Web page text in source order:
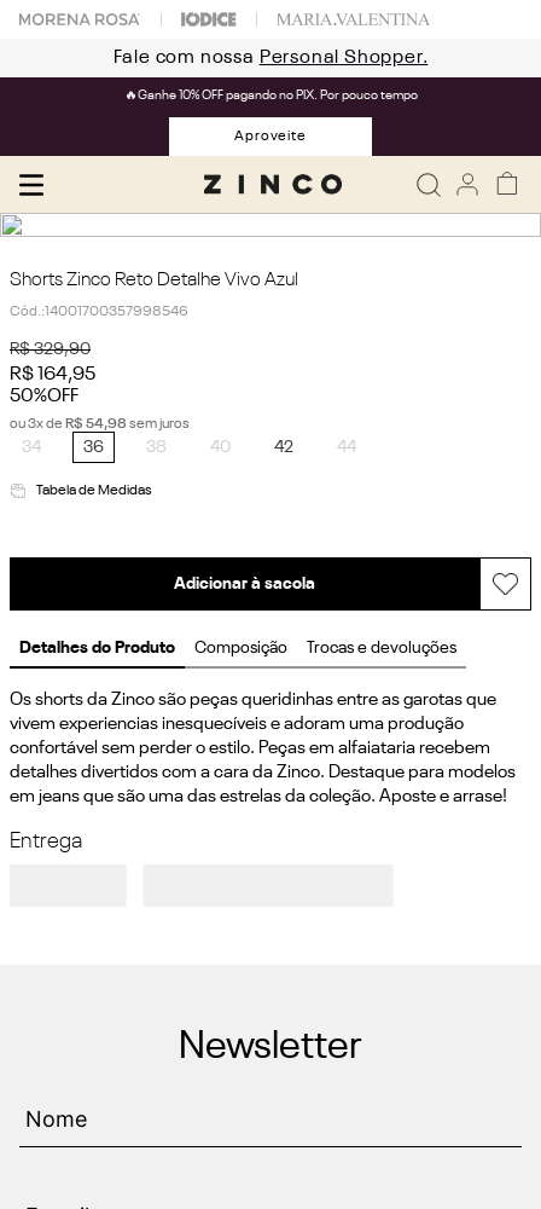
Fale com nossa Personal Shopper.
🔥Ganhe 10% OFF pagando no PIX. Por pouco tempo
Aproveite
Shorts Zinco Reto Detalhe Vivo Azul
Cód.:14001700357998546
R$ 329,90
R$ 164,95
50%OFF
ou3x de R$ 54,98 sem juros
34 36 38 40 42 44
Tabela de Medidas
Adicionar à sacola
Detalhes do Produto Composição Trocas e devoluções
Os shorts da Zinco são peças queridinhas entre as garotas que
vivem experiencias inesquecíveis e adoram uma produção
confortável sem perder o estilo. Peças em alfaiataria recebem
detalhes divertidos com a cara da Zinco. Destaque para modelos
em jeans que são uma das estrelas da coleção. Aposte e arrase!
Entrega
Newsletter